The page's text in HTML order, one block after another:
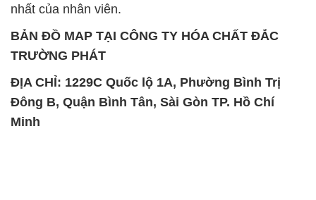
nhất của nhân viên.
BẢN ĐỒ MAP TẠI CÔNG TY HÓA CHẤT ĐẮC
TRƯỜNG PHÁT
ĐỊA CHỈ: 1229C Quốc lộ 1A, Phường Bình Trị
Đông B, Quận Bình Tân, Sài Gòn TP. Hồ Chí
Minh